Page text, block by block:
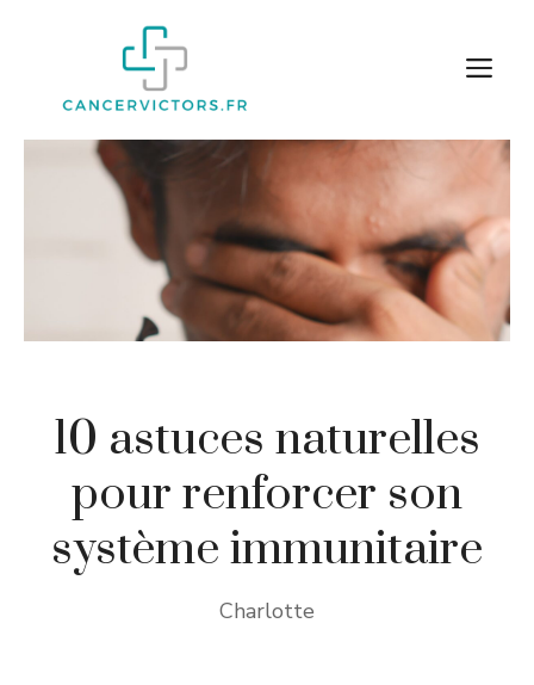
10 astuces naturelles
pour renforcer son
système immunitaire
Charlotte